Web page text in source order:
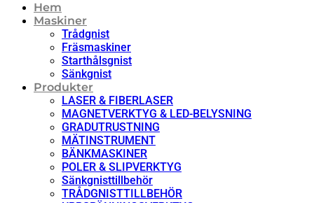
Hem
Maskiner
Trådgnist
Fräsmaskiner
Starthålsgnist
Sänkgnist
Produkter
LASER & FIBERLASER
MAGNETVERKTYG & LED-BELYSNING
GRADUTRUSTNING
MÄTINSTRUMENT
BÄNKMASKINER
POLER & SLIPVERKTYG
Sänkgnisttillbehör
TRÅDGNISTTILLBEHÖR